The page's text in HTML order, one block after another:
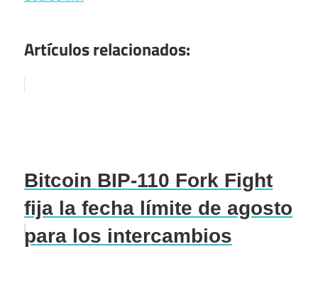
Artículos relacionados:
Bitcoin BIP-110 Fork Fight
fija la fecha límite de agosto
para los intercambios